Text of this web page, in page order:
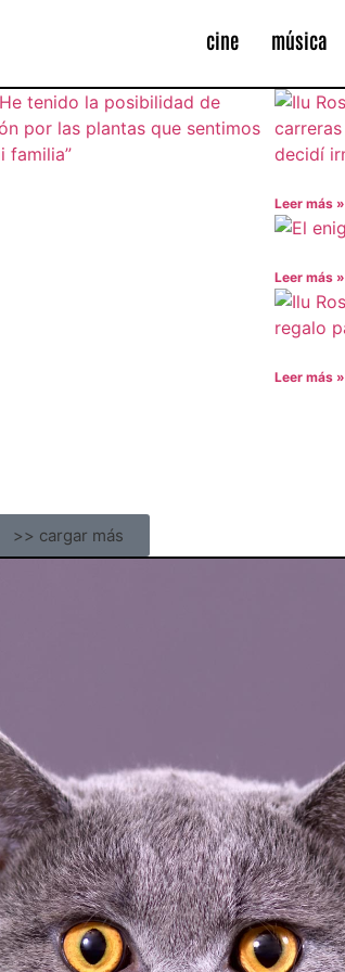
cine música
Leer más »
Leer más »
Leer más »
>> cargar más